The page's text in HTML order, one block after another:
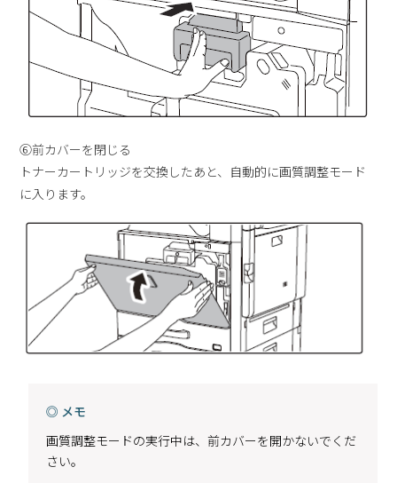
⑥前カバーを閉じる
トナーカートリッジを交換したあと、自動的に画質調整モード
に入ります。
◎ メモ
画質調整モードの実行中は、前カバーを開かないでくだ
さい。